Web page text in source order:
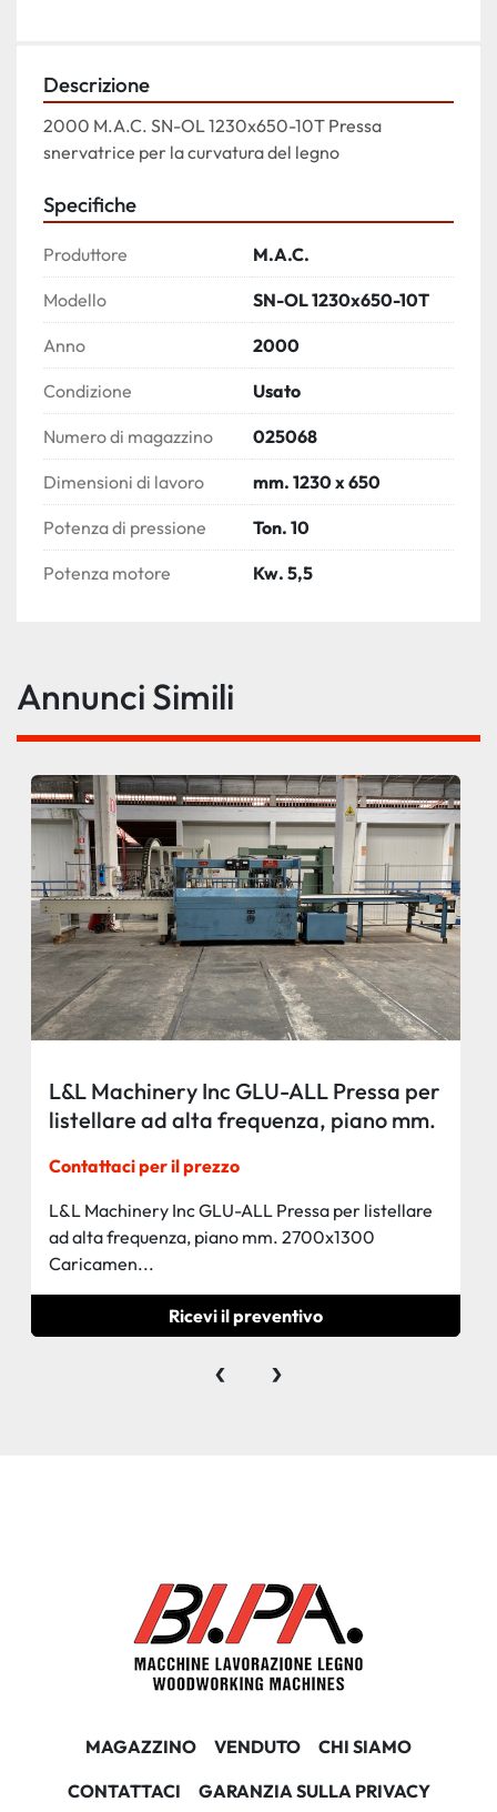
Descrizione
2000 M.A.C. SN-OL 1230x650-10T Pressa
snervatrice per la curvatura del legno
Specifiche
Produttore M.A.C.
Modello SN-OL 1230x650-10T
Anno 2000
Condizione Usato
Numero di magazzino 025068
Dimensioni di lavoro mm. 1230 x 650
Potenza di pressione Ton. 10
Potenza motore Kw. 5,5
Annunci Simili
L&L Machinery Inc GLU-ALL Pressa per
listellare ad alta frequenza, piano mm.
Contattaci per il prezzo
L&L Machinery Inc GLU-ALL Pressa per listellare
ad alta frequenza, piano mm. 2700x1300
Caricamen...
Ricevi il preventivo
‹ ›
MAGAZZINO VENDUTO
CHI SIAMO
CONTATTACI
GARANZIA SULLA PRIVACY